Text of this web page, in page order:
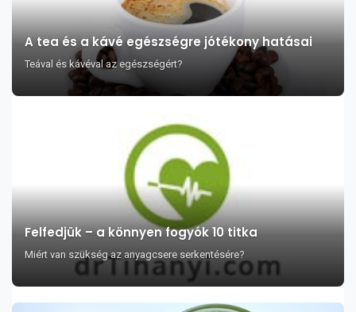
A tea és a kávé egészségre jótékony hatásai
Teával és kávéval az egészségért?
Felfedjük – a könnyen fogyók 10 titka
Miért van szükség az anyagcsere serkentésére?